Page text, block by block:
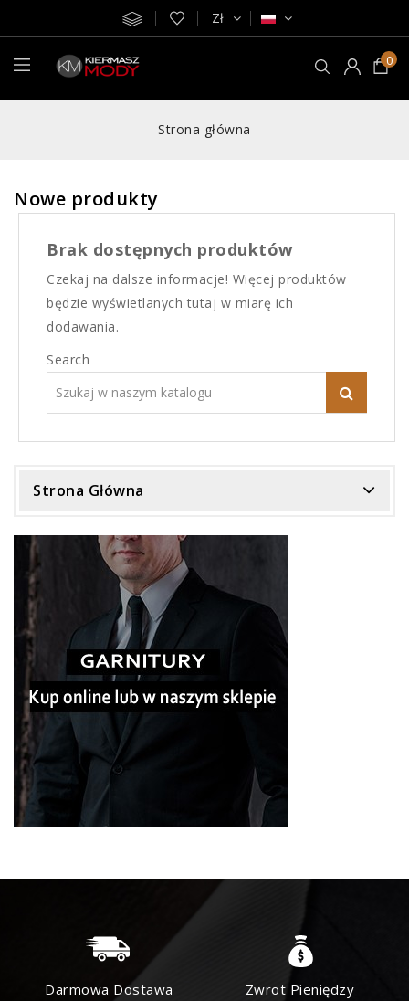
Zł
0
Strona główna
Nowe produkty
Brak dostępnych produktów
Czekaj na dalsze informacje! Więcej produktów
będzie wyświetlanych tutaj w miarę ich
dodawania.
Search
Strona Główna
Darmowa Dostawa Zwrot Pieniędzy